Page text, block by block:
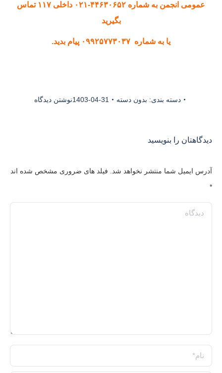
عمومی انجمن به شماره ۴۴۶۳۰۶۵۲-۰۲۱ داخلی ۱۱۷ تماس
بگیرید
یا به شماره ۰۹۹۲۵۷۷۳۰۳۷ پیام بدید.
دسته بندی: بدون دسته 1403-04-31نوشتن دیدگاه
دیدگاهتان را بنویسید
آدرس ایمیل شما منتشر نخواهد شد. فیلد های ضروری مشخص شده اند
*
دیدگاه
نام *